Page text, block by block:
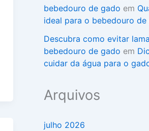
bebedouro de gado em
ideal para o bebedouro de
Descubra como evitar
bebedouro de gado em
cuidar da água para o
Arquivos
julho 2026